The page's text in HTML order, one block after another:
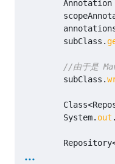
Annotation
subClass .
//由于是
subClass .
Class<
System. out .
Repository
...